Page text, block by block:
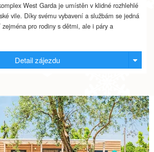
West Garda je umístěn v klidné rozhlehlé
vile. Díky svému vybavení a službám se jedná
pro rodiny s dětmi, ale i páry a
Detail zájezdu